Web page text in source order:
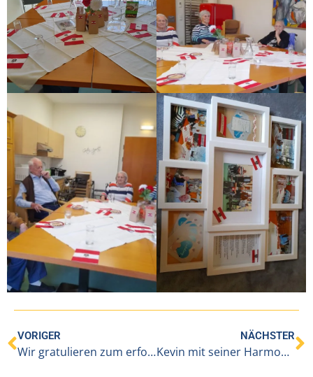
VORIGER
Wir gratulieren zum erfolgreichen Abschluss!
NÄCHSTER
Kevin mit seiner Harmonika im IAP Ludesch